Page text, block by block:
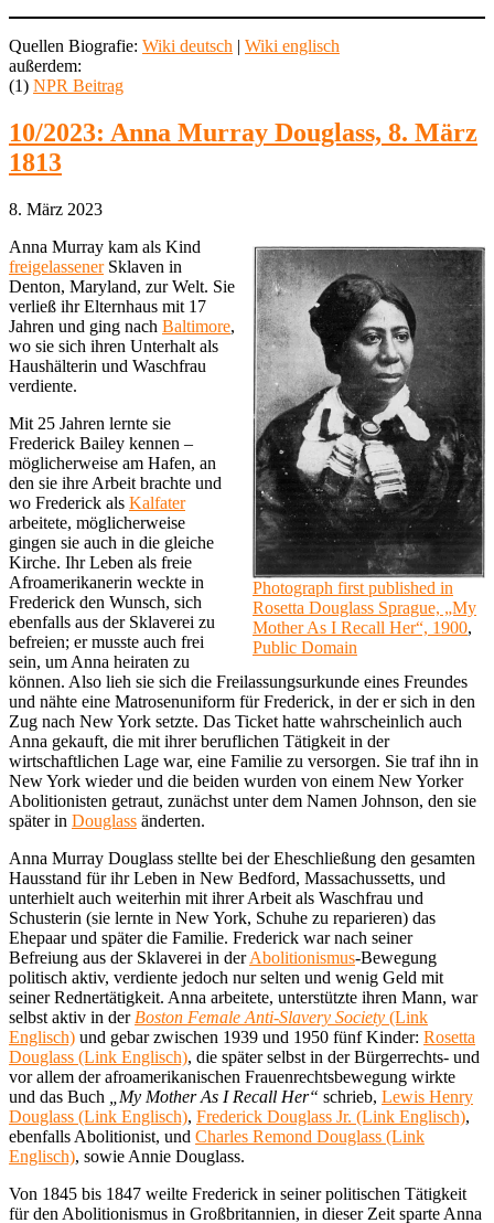
Quellen Biografie: Wiki deutsch | Wiki englisch
außerdem:
(1) NPR Beitrag
10/2023: Anna Murray Douglass, 8. März
1813
8. März 2023
Photograph first published in
Rosetta Douglass Sprague, „My
Mother As I Recall Her“, 1900,
Public Domain
Anna Murray kam als Kind
freigelassenerSklaven in
Denton, Maryland, zur Welt. Sie
verließ ihr Elternhaus mit 17
Jahren und ging nach Baltimore,
wo sie sich ihren Unterhalt als
Haushälterin und Waschfrau
verdiente.
Mit 25 Jahren lernte sie
Frederick Bailey kennen –
möglicherweise am Hafen, an
den sie ihre Arbeit brachte und
wo Frederick als Kalfater
arbeitete, möglicherweise
gingen sie auch in die gleiche
Kirche. Ihr Leben als freie
Afroamerikanerin weckte in
Frederick den Wunsch, sich
ebenfalls aus der Sklaverei zu
befreien; er musste auch frei
sein, um Anna heiraten zu
können. Also lieh sie sich die Freilassungsurkunde eines Freundes
und nähte eine Matrosenuniform für Frederick, in der er sich in den
Zug nach New York setzte. Das Ticket hatte wahrscheinlich auch
Anna gekauft, die mit ihrer beruflichen Tätigkeit in der
wirtschaftlichen Lage war, eine Familie zu versorgen. Sie traf ihn in
New York wieder und die beiden wurden von einem New Yorker
Abolitionisten getraut, zunächst unter dem Namen Johnson, den sie
später in Douglass änderten.
Anna Murray Douglass stellte bei der Eheschließung den gesamten
Hausstand für ihr Leben in New Bedford, Massachussetts, und
unterhielt auch weiterhin mit ihrer Arbeit als Waschfrau und
Schusterin (sie lernte in New York, Schuhe zu reparieren) das
Ehepaar und später die Familie. Frederick war nach seiner
Befreiung aus der Sklaverei in derAbolitionismus-Bewegung
politisch aktiv, verdiente jedoch nur selten und wenig Geld mit
seiner Rednertätigkeit. Anna arbeitete, unterstützte ihren Mann, war
selbst aktiv in der Boston Female Anti-Slavery Society (Link
Englisch) und gebar zwischen 1939 und 1950 fünf Kinder: Rosetta
Douglass (Link Englisch), die später selbst in der Bürgerrechts- und
vor allem der afroamerikanischen Frauenrechtsbewegung wirkte
und das Buch
„My Mother As I Recall Her“ schrieb, Lewis Henry
Douglass (Link Englisch), Frederick Douglass Jr. (Link Englisch),
ebenfalls Abolitionist, und Charles Remond Douglass (Link
Englisch), sowie Annie Douglass.
Von 1845 bis 1847 weilte Frederick in seiner politischen Tätigkeit
für den Abolitionismus in Großbritannien, in dieser Zeit sparte Anna